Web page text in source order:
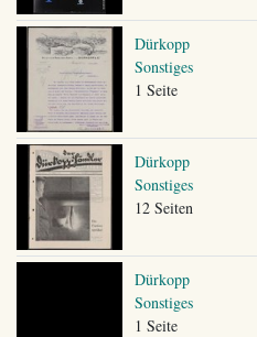
Dürkopp
Sonstiges
1 Seite
Dürkopp
Sonstiges
12 Seiten
Dürkopp
Sonstiges
1 Seite